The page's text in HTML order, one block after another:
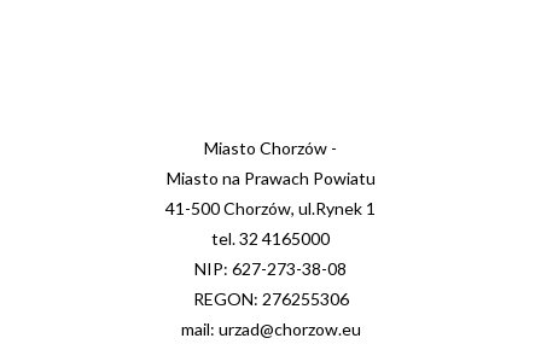
Miasto Chorzów -
Miasto na Prawach Powiatu
41-500 Chorzów, ul.Rynek 1
tel. 32 4165000
NIP: 627-273-38-08
REGON: 276255306
mail: urzad@chorzow.eu